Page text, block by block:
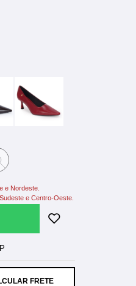
e Nordeste.
e Centro-Oeste.
FRETE